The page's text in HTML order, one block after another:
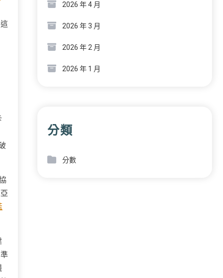
2026 年 4 月
2026 年 3 月
2026 年 2 月
2026 年 1 月
分類
分數